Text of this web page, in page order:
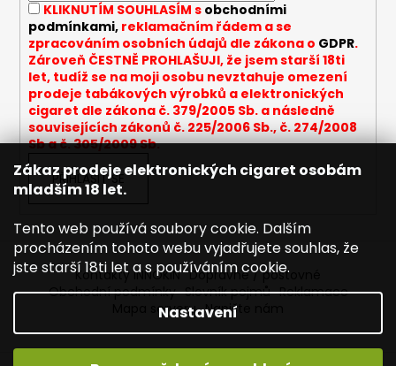
Zákaz prodeje elektronických cigaret osobám
mladším 18 let.
Tento web používá soubory cookie. Dalším
procházením tohoto webu vyjadřujete souhlas, že
jste starší 18ti let a s používáním cookie.
Nastavení
HLEDAT
D
o
p
r
u
KLIKNUTÍM SOUHLASÍM s obchodními
podmínkami,reklamačním řádem a se
zpracováním osobních údajů dle zákona o GDPR.
Zároveň ČESTNĚ PROHLAŠUJI, že jsem starší 18ti
let, tudíž se na moji osobu nevztahuje omezení
prodeje tabákových výrobků a elektronických
cigaret dle zákona č. 379/2005 Sb. a následně
souvisejících zákonů č. 225/2006 Sb., č. 274/2008
Sb a č. 305/2009 Sb.
PŘIHLÁSIT SE
Kontakty INNOKIN Dopravné / poštovné
Obchodní podmínky Slovník pojmů Reklamace
Mapa serveru Napište nám